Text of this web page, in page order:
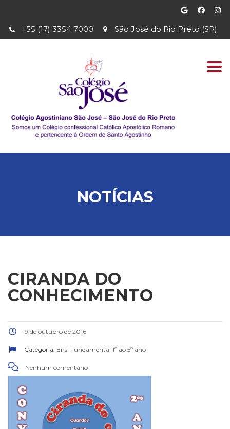
São José do Rio Preto (SP)
+55 (17) 3354 7000
NOTÍCIAS
CIRANDA DO
CONHECIMENTO
19 de outubro de 2016
Categoria: Ens. Fundamental 1º ao 5º ano
Nenhum comentário